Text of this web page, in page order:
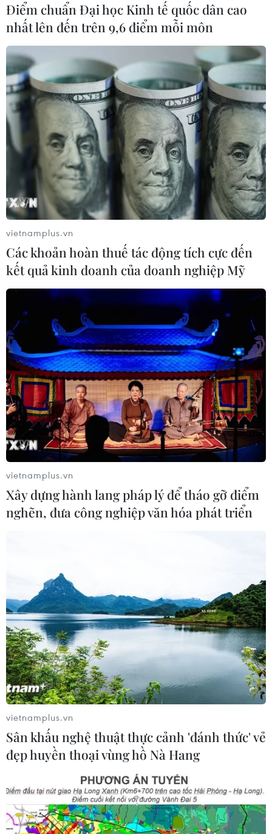
TIN CÙNG CHUYÊN MỤC
Điểm chuẩn Đại học Kinh tế quốc dân cao
nhất lên đến trên 9,6 điểm mỗi môn
vietnamplus.vn
Các khoản hoàn thuế tác động tích cực đến
kết quả kinh doanh của doanh nghiệp Mỹ
vietnamplus.vn
Xây dựng hành lang pháp lý để tháo gỡ điểm
nghẽn, đưa công nghiệp văn hóa phát triển
vietnamplus.vn
Sân khấu nghệ thuật thực cảnh 'đánh thức' vẻ
đẹp huyền thoại vùng hồ Nà Hang